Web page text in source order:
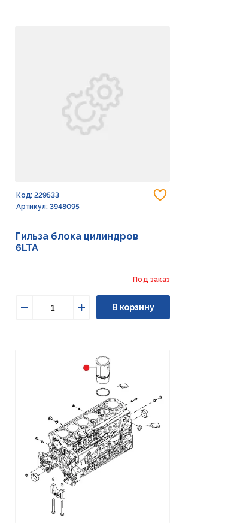
Код: 229533
Артикул: 3948095
Гильза блока цилиндров
6LTA
Под заказ
Увеличить
В корзину
Добавить в избранное